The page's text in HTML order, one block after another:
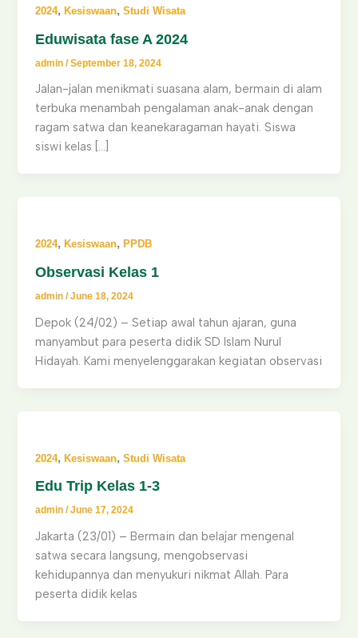
2024,Kesiswaan,Studi Wisata
Eduwisata fase A 2024
admin/September 18, 2024
Jalan-jalan menikmati suasana alam, bermain di alam
terbuka menambah pengalaman anak-anak dengan
ragam satwa dan keanekaragaman hayati. Siswa
siswi kelas […]
2024,Kesiswaan,PPDB
Observasi Kelas 1
admin/June 18, 2024
Depok (24/02) – Setiap awal tahun ajaran, guna
manyambut para peserta didik SD Islam Nurul
Hidayah. Kami menyelenggarakan kegiatan observasi
2024,Kesiswaan,Studi Wisata
Edu Trip Kelas 1-3
admin/June 17, 2024
Jakarta (23/01) – Bermain dan belajar mengenal
satwa secara langsung, mengobservasi
kehidupannya dan menyukuri nikmat Allah. Para
peserta didik kelas